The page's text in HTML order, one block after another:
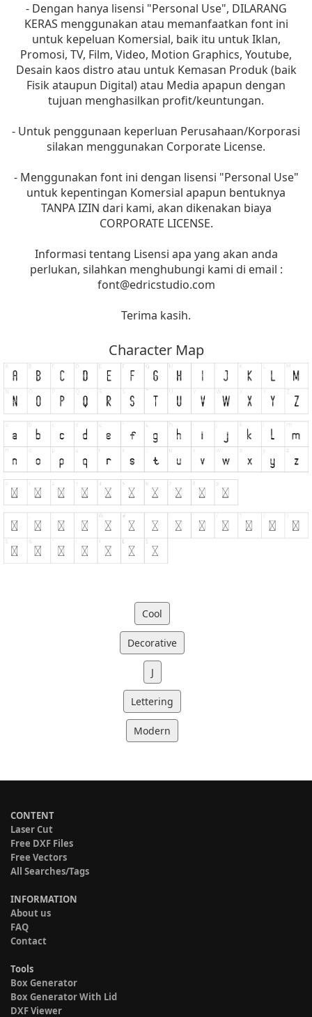
- Dengan hanya lisensi "Personal Use", DILARANG
KERAS menggunakan atau memanfaatkan font ini
untuk kepeluan Komersial, baik itu untuk Iklan,
Promosi, TV, Film, Video, Motion Graphics, Youtube,
Desain kaos distro atau untuk Kemasan Produk (baik
Fisik ataupun Digital) atau Media apapun dengan
tujuan menghasilkan profit/keuntungan.
- Untuk penggunaan keperluan Perusahaan/Korporasi
silakan menggunakan Corporate License.
- Menggunakan font ini dengan lisensi "Personal Use"
untuk kepentingan Komersial apapun bentuknya
TANPA IZIN dari kami, akan dikenakan biaya
CORPORATE LICENSE.
Informasi tentang Lisensi apa yang akan anda
perlukan, silahkan menghubungi kami di email :
font@edricstudio.com
Terima kasih.
Character Map
Cool
Decorative
J
Lettering
Modern
CONTENT
Laser Cut
Free DXF Files
Free Vectors
All Searches/Tags
INFORMATION
About us
FAQ
Contact
Tools
Box Generator
Box Generator With Lid
DXF Viewer